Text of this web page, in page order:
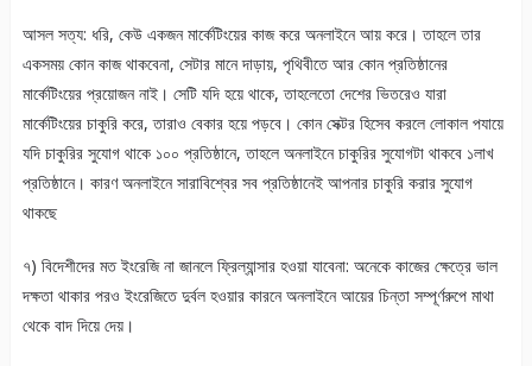
আসল সত্য: ধরি, কেউ একজন মার্কেটিংয়ের কাজ করে অনলাইনে আয় করে। তাহলে তার
একসময় কোন কাজ থাকবেনা, সেটার মানে দাড়ায়, পৃথিবীতে আর কোন প্রতিষ্ঠানের
মার্কেটিংয়ের প্রয়োজন নাই। সেটি যদি হয়ে থাকে, তাহলেতো দেশের ভিতরেও যারা
মার্কেটিংয়ের চাকুরি করে, তারাও বেকার হয়ে পড়বে। কোন সেক্টর হিসেব করলে লোকাল পযায়ে
যদি চাকুরির সুযোগ থাকে ১০০ প্রতিষ্ঠানে, তাহলে অনলাইনে চাকুরির সুযোগটা থাকবে ১লাখ
প্রতিষ্ঠানে। কারণ অনলাইনে সারাবিশ্বের সব প্রতিষ্ঠানেই আপনার চাকুরি করার সুযোগ
থাকছে
৭) বিদেশীদের মত ইংরেজি না জানলে ফ্রিল্যান্সার হওয়া যাবেনা: অনেকে কাজের ক্ষেত্রে ভাল
দক্ষতা থাকার পরও ইংরেজিতে দুর্বল হওয়ার কারনে অনলাইনে আয়ের চিন্তা সম্পূর্ণরুপে মাথা
থেকে বাদ দিয়ে দেয়।